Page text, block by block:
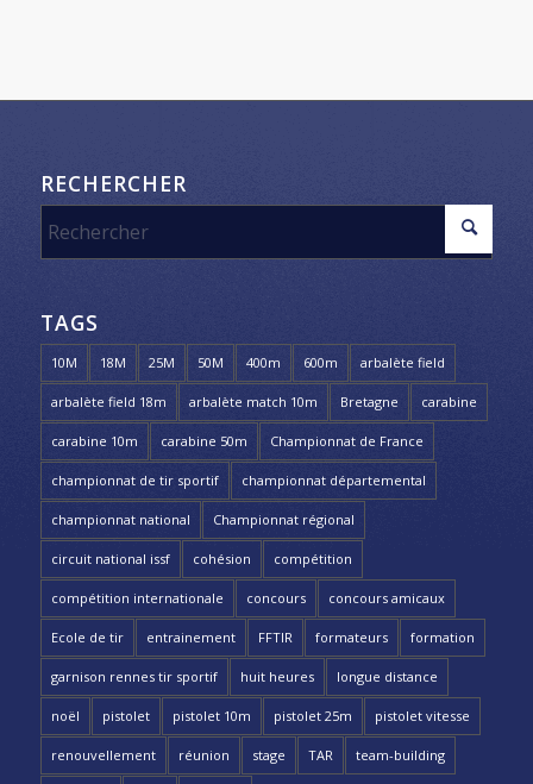
RECHERCHER
TAGS
10M 18M 25M 50M 400m 600m arbalète field
arbalète field 18m arbalète match 10m Bretagne carabine
carabine 10m carabine 50m Championnat de France
championnat de tir sportif championnat départemental
championnat national Championnat régional
circuit national issf cohésion compétition
compétition internationale concours concours amicaux
Ecole de tir entrainement FFTIR formateurs formation
garnison rennes tir sportif huit heures longue distance
noël pistolet pistolet 10m pistolet 25m pistolet vitesse
renouvellement réunion stage TAR team-building